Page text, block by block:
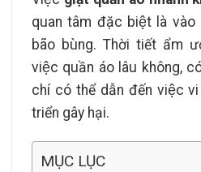
quan tâm đặc biệt là vào
bão bùng. Thời tiết ẩm
việc quần áo lâu không,
chí có thể dẫn đến việc
triển gây hại.
MỤC LỤC